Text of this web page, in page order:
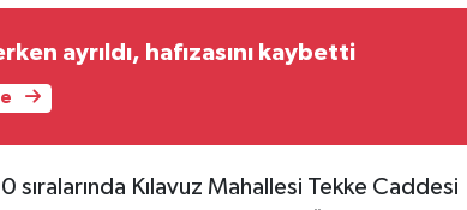
ayrıldı, hafızasını kaybetti
Kılavuz Mahallesi Tekke Caddesi